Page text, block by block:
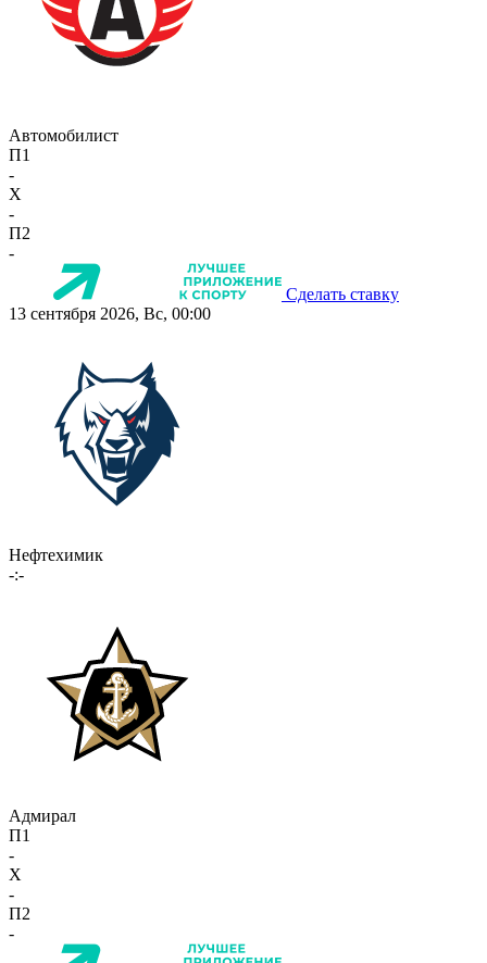
Автомобилист
П1
-
X
-
П2
-
Сделать ставку
13 сентября 2026, Вс, 00:00
Нефтехимик
-:-
Адмирал
П1
-
X
-
П2
-